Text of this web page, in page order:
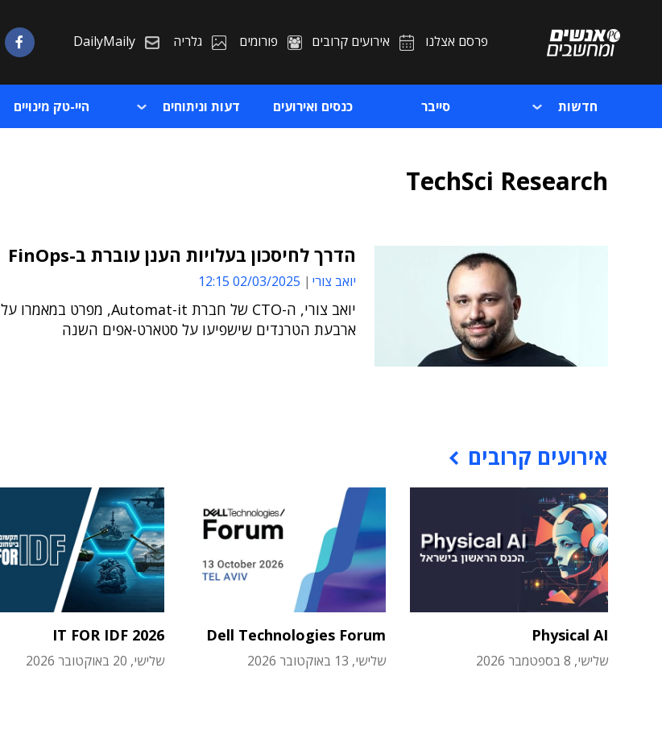
פרסם אצלנו אירועים קרובים פורומים גלריה DailyMaily
חדשות סייבר כנסים ואירועים דעות וניתוחים היי-טק מינויים
TechSci Research
הדרך לחיסכון בעלויות הענן עוברת ב-FinOps
יואב צורי 02/03/2025 12:15
יואב צורי, ה-CTO של חברת Automat-it, מפרט במאמרו על
ארבעת הטרנדים שישפיעו על סטארט-אפים השנה
אירועים קרובים
Physical AI
שלישי, 8 בספטמבר 2026
Dell Technologies Forum
שלישי, 13 באוקטובר 2026
IT FOR IDF 2026
שלישי, 20 באוקטובר 2026